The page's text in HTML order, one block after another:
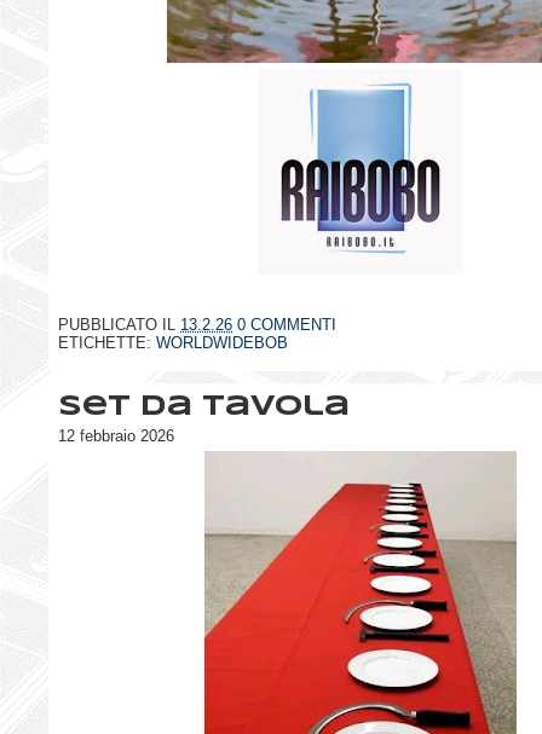
PUBBLICATO IL 13.2.26 0 COMMENTI
ETICHETTE: WORLDWIDEBOB
Set da tavola
12 febbraio 2026